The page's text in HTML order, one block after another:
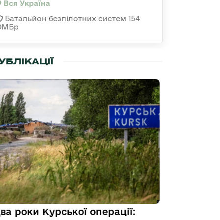
Вся Україна
Батальйон безпілотних систем 154
роки Курської операції: